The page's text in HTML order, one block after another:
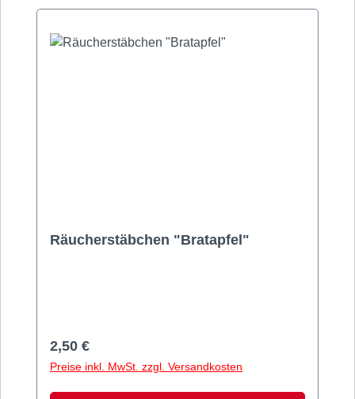
Räucherstäbchen "Bratapfel"
Regulärer Preis:
2,50 €
Preise inkl. MwSt. zzgl. Versandkosten